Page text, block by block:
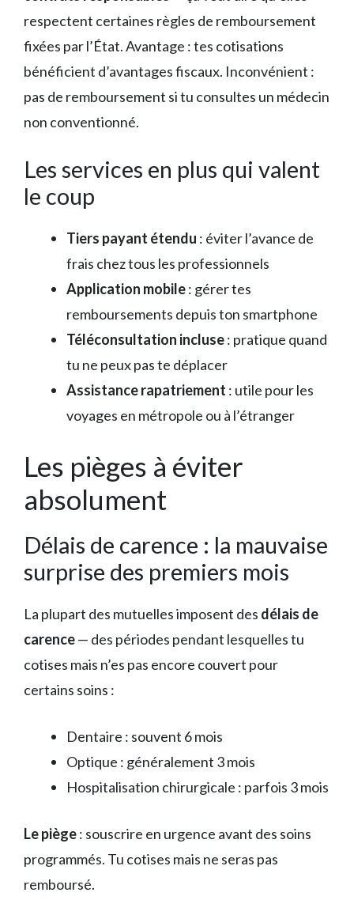
respectent certaines règles de remboursement
fixées par l’État. Avantage : tes cotisations
bénéficient d’avantages fiscaux. Inconvénient :
pas de remboursement si tu consultes un médecin
non conventionné.
Les services en plus qui valent
le coup
Tiers payant étendu : éviter l’avance de
frais chez tous les professionnels
Application mobile: gérer tes
remboursements depuis ton smartphone
Téléconsultation incluse: pratique quand
tu ne peux pas te déplacer
Assistance rapatriement : utile pour les
voyages en métropole ou à l’étranger
Les pièges à éviter
absolument
Délais de carence : la mauvaise
surprise des premiers mois
La plupart des mutuelles imposent des délais de
carence— des périodes pendant lesquelles tu
cotises mais n’es pas encore couvert pour
certains soins :
Dentaire : souvent 6 mois
Optique : généralement 3 mois
Hospitalisation chirurgicale : parfois 3 mois
Le piège: souscrire en urgence avant des soins
programmés. Tu cotises mais ne seras pas
remboursé.